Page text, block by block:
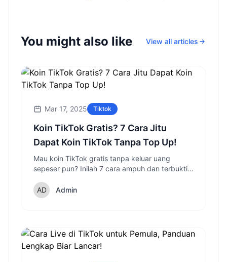
You might also like View all articles
Mar 17, 2025 Tiktok
Koin TikTok Gratis? 7 Cara Jitu
Dapat Koin TikTok Tanpa Top Up!
Mau koin TikTok gratis tanpa keluar uang
sepeser pun? Inilah 7 cara ampuh dan terbukti
siap coba?
Admin